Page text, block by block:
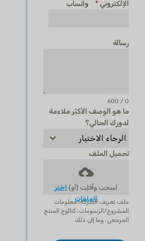
الإلكتروني *
واتساب
رسالة
0 / 600
ما هو الوصف الأكثر ملاءمة
لدورك الحالي؟
الرجاء الاختيار
تحميل الملف
اسحب وأفلِت (أو) اختر
الملفات
ملف تعريف الشركة، معلومات
المشروع/الرسومات، كتالوج المنتج
المرجعي، وما إلى ذلك.